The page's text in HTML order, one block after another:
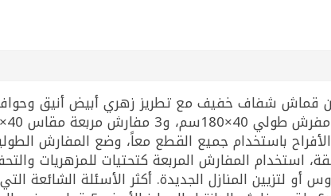
من 5 قطع مصنوعة من قماش شفاف خفيف مع تطريز زهري
باستخدام جميع القطع معاً، وضع المفارش
استخدام المفارش المربعة كتحتيات للمزهريات
أو لتزيين المنازل الجديدة. أكثر الأسئلة الشائعة